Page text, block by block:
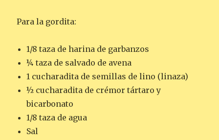
Para la gordita:
1/8 taza de harina de garbanzos
¼ taza de salvado de avena
1 cucharadita de semillas de lino (linaza)
½ cucharadita de crémor tártaro y
bicarbonato
1/8 taza de agua
Sal